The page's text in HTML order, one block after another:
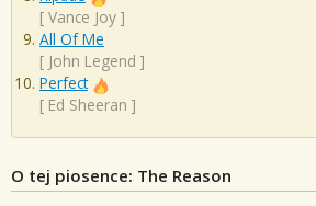
[ Vance Joy ]
All Of Me
[ John Legend ]
Perfect
[ Ed Sheeran ]
O tej piosence: The Reason